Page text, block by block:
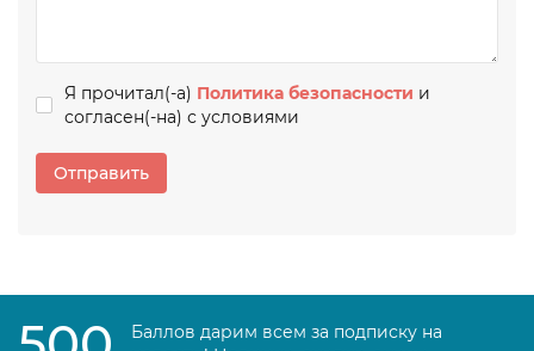
Я прочитал(-а) Политика безопасности и
согласен(-на) с условиями
Отправить
Баллов дарим всем за подписку на